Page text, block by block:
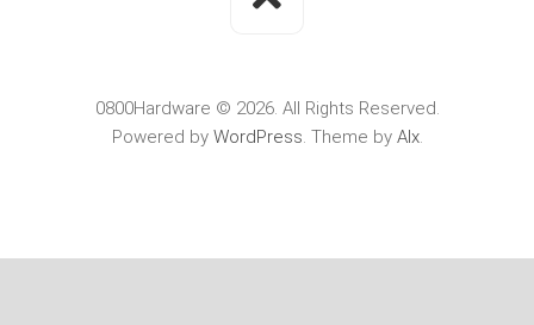
0800Hardware © 2026. All Rights Reserved.
Powered by WordPress. Theme by Alx.